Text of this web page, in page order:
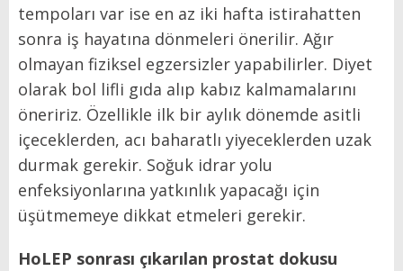
tempoları var ise en az iki hafta istirahatten
sonra iş hayatına dönmeleri önerilir. Ağır
olmayan fiziksel egzersizler yapabilirler. Diyet
olarak bol lifli gıda alıp kabız kalmamalarını
öneririz. Özellikle ilk bir aylık dönemde asitli
içeceklerden, acı baharatlı yiyeceklerden uzak
durmak gerekir. Soğuk idrar yolu
enfeksiyonlarına yatkınlık yapacağı için
üşütmemeye dikkat etmeleri gerekir.
HoLEP sonrası çıkarılan prostat dokusu